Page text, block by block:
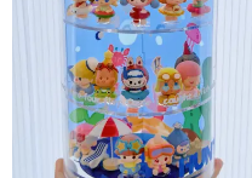
卡 太完美